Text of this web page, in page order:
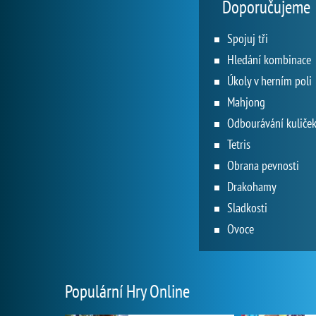
Doporučujeme
Spojuj tři
Hledání kombinace
Úkoly v herním poli
Mahjong
Odbourávání kuliček
Tetris
Obrana pevnosti
Drakohamy
Sladkosti
Ovoce
Populární Hry Online